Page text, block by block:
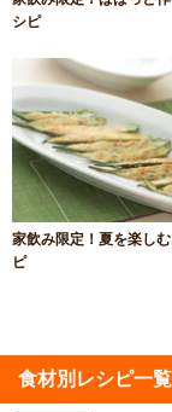
シピ
家飲み限定！夏を楽し
ピ
食材別レシピ一覧